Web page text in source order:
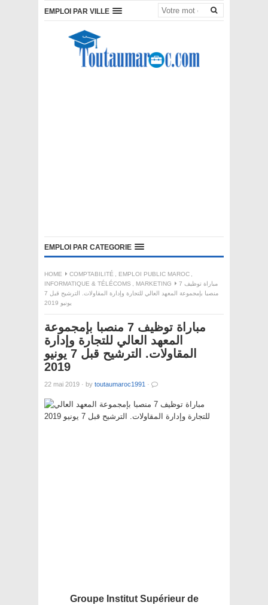
EMPLOI PAR VILLE
EMPLOI PAR CATEGORIE
HOME COMPTABILITÉ , EMPLOI PUBLIC MAROC ,
INFORMATIQUE & TÉLÉCOMS , MARKETING
مباراة توظيف 7
منصبا بإمجموعة المعهد العالي للتجارة وإدارة المقاولات. الترشيح قبل 7
يونيو 2019
مباراة توظيف 7 منصبا بإمجموعة
المعهد العالي للتجارة وإدارة
المقاولات. الترشيح قبل 7 يونيو
2019
22 mai 2019 · by toutaumaroc1991 ·
Groupe Institut Supérieur de